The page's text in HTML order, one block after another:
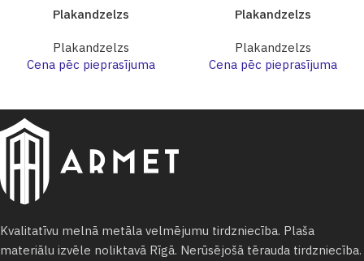
Plakandzelzs
Plakandzelzs
Cena pēc pieprasījuma
Plakandzelzs
Plakandzelzs
Cena pēc pieprasījuma
Kvalitatīvu melnā metāla velmējumu tirdzniecība. Plaša
materiālu izvēle noliktavā Rīgā. Nerūsējošā tērauda tirdzniecība.